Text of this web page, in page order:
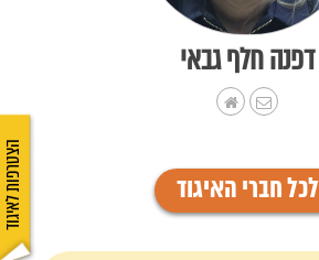
הצטרפות לאיגוד
דפנה חלף גבאי
לכל חברי האיגוד